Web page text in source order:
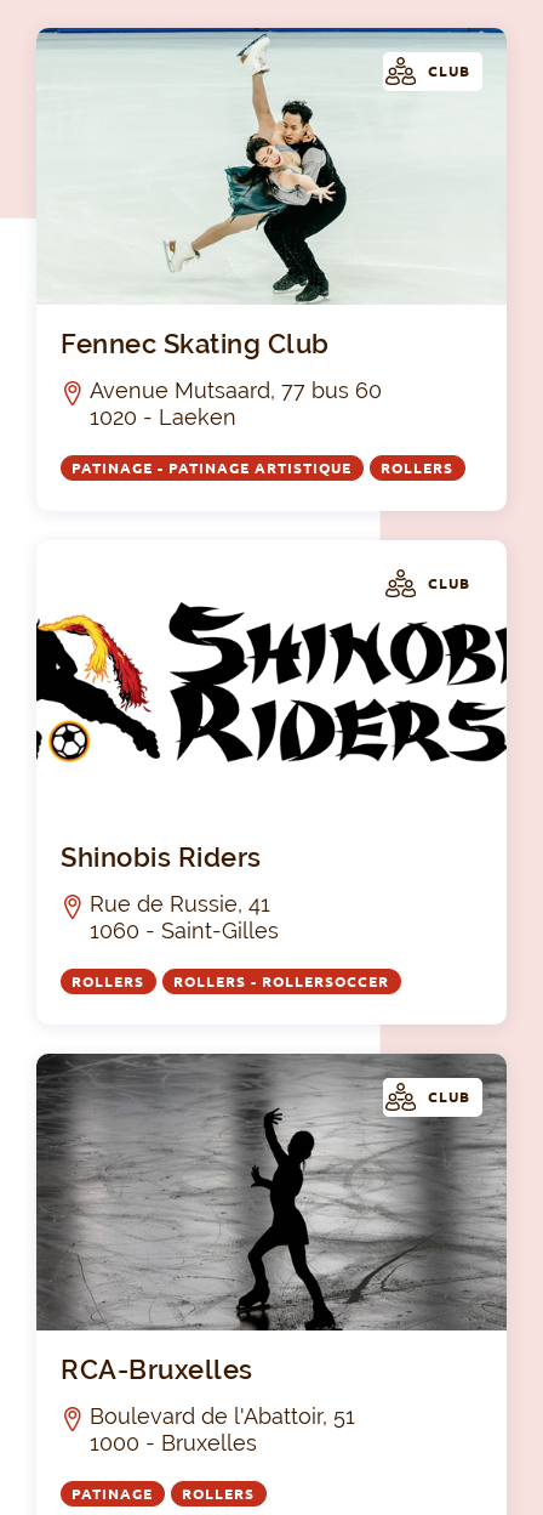
CLUB
Fennec Skating Club
Avenue Mutsaard, 77 bus 60
1020 - Laeken
PATINAGE - PATINAGE ARTISTIQUE ROLLERS
CLUB
Shinobis Riders
Rue de Russie, 41
1060 - Saint-Gilles
ROLLERS ROLLERS - ROLLERSOCCER
CLUB
RCA-Bruxelles
Boulevard de l'Abattoir, 51
1000 - Bruxelles
PATINAGE ROLLERS